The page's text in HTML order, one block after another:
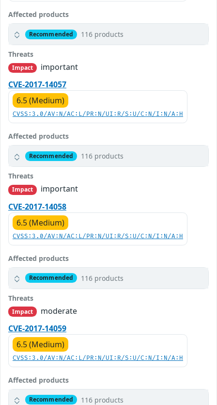
Affected products
Recommended 116 products
Threats
Impact
important
CVE-2017-14057
6.5 (Medium)
CVSS:3.0/AV:N/AC:L/PR:N/UI:R/S:U/C:N/I:N/A:H
Affected products
Recommended 116 products
Threats
Impact
important
CVE-2017-14058
6.5 (Medium)
CVSS:3.0/AV:N/AC:L/PR:N/UI:R/S:U/C:N/I:N/A:H
Affected products
Recommended 116 products
Threats
Impact
moderate
CVE-2017-14059
6.5 (Medium)
CVSS:3.0/AV:N/AC:L/PR:N/UI:R/S:U/C:N/I:N/A:H
Affected products
Recommended 116 products